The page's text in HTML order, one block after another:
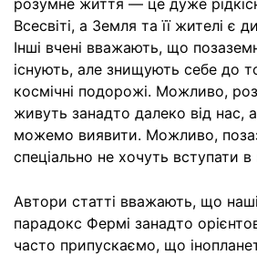
розумне життя — це дуже
Всесвіті, а Земля та її жителі є
Інші вчені вважають, що
існують, але знищують себе до
космічні подорожі. Можливо,
живуть занадто далеко від нас,
можемо виявити. Можливо,
спеціально не хочуть вступати в
Автори статті вважають, що
парадокс Фермі занадто
часто припускаємо, що